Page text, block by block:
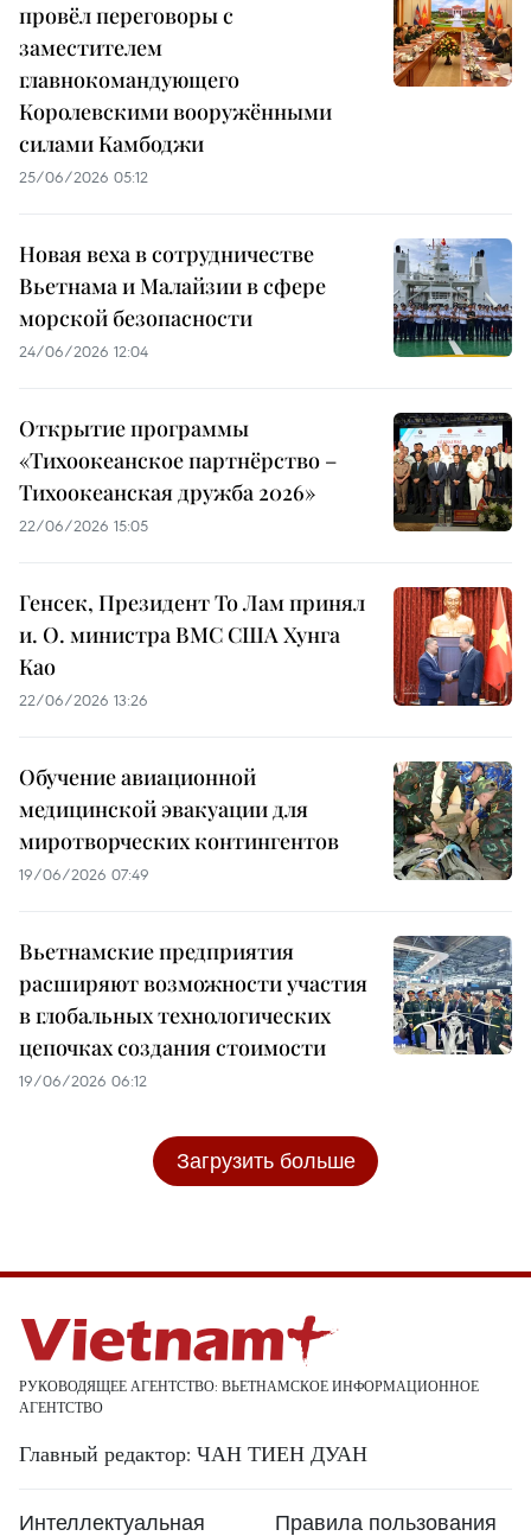
провёл переговоры с
заместителем
главнокомандующего
Королевскими вооружёнными
силами Камбоджи
25/06/2026 05:12
Новая веха в сотрудничестве
Вьетнама и Малайзии в сфере
морской безопасности
24/06/2026 12:04
Открытие программы
«Тихоокеанское партнёрство –
Тихоокеанская дружба 2026»
22/06/2026 15:05
Генсек, Президент То Лам принял
и. О. министра ВМС США Хунга
Као
22/06/2026 13:26
Обучение авиационной
медицинской эвакуации для
миротворческих контингентов
19/06/2026 07:49
Вьетнамские предприятия
расширяют возможности участия
в глобальных технологических
цепочках создания стоимости
19/06/2026 06:12
Загрузить больше
РУКОВОДЯЩЕЕ АГЕНТСТВО: ВЬЕТНАМСКОЕ ИНФОРМАЦИОННОЕ
АГЕНТСТВО
Главный редактор: ЧАН ТИЕН ДУАН
Интеллектуальная Правила пользования